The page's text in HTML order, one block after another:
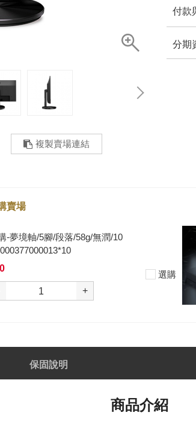
複製賣場連結
付款
分期
賣場
-夢境軸/5腳/段落/58g/無潤/10
+
選購
保固說明
商品介紹